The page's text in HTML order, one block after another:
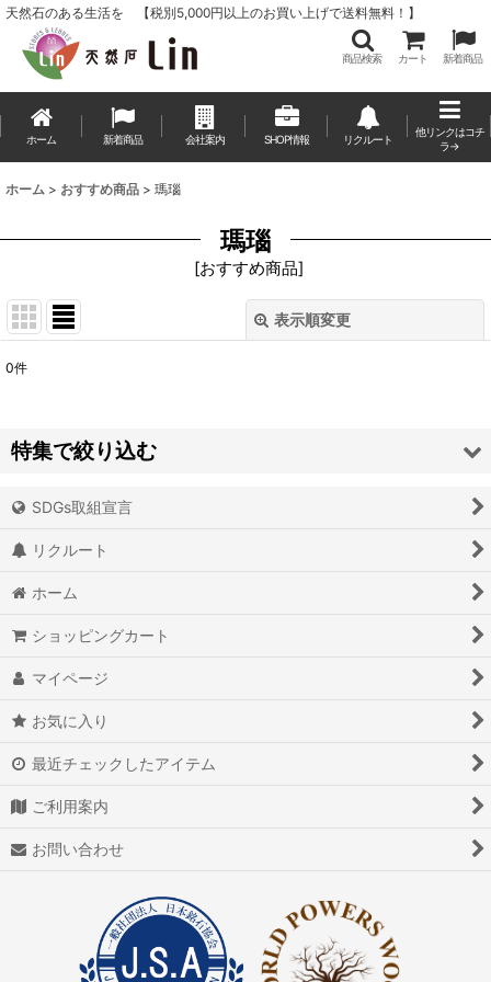
天然石のある生活を 【税別5,000円以上のお買い上げで送料無料！】
商品検索 カート 新着商品
ホーム 新着商品 会社案内 SHOP情報 リクルート
他リンクはコチ
ラ→
ホーム > おすすめ商品 > 瑪瑙
瑪瑙
[おすすめ商品]
表示順変更
並び順:
0件
特集で絞り込む
アイオライト
アイスクォーツ
アイリスクォーツ
アゼツライト
アフガナイト
SDGs取組宣言
リクルート
ホーム
ショッピングカート
マイページ
お気に入り
最近チェックしたアイテム
ご利用案内
お問い合わせ